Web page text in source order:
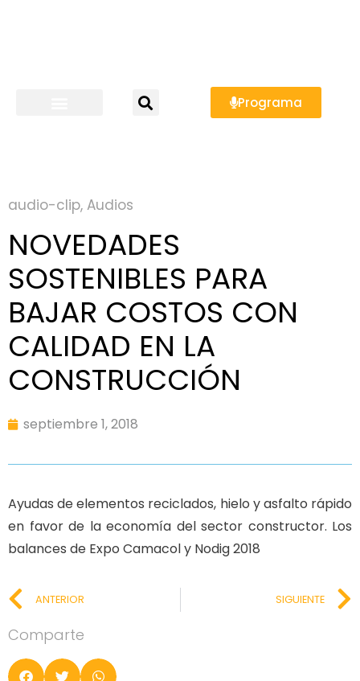
Programa
audio-clip, Audios
NOVEDADES
SOSTENIBLES PARA
BAJAR COSTOS CON
CALIDAD EN LA
CONSTRUCCIÓN
septiembre 1, 2018
Ayudas de elementos reciclados, hielo y asfalto rápido
en favor de la economía del sector constructor. Los
balances de Expo Camacol y Nodig 2018
ANTERIOR SIGUIENTE
Comparte